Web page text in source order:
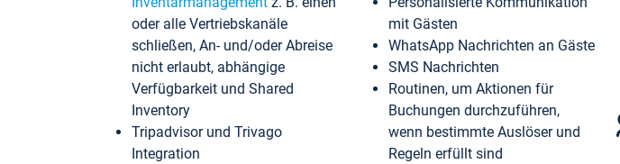
oder alle Vertriebskanäle
schließen, An- und/oder Abreise
nicht erlaubt, abhängige
Verfügbarkeit und Shared
Inventory
Tripadvisor und Trivago
Integration
mit Gästen
WhatsApp Nachrichten an Gäste
SMS Nachrichten
Routinen, um Aktionen für
Buchungen durchzuführen,
wenn bestimmte Auslöser und
Regeln erfüllt sind